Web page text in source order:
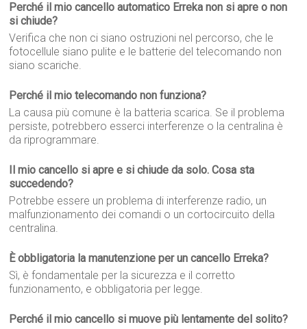
Perché il mio cancello automatico Erreka non si apre o non
si chiude?
Verifica che non ci siano ostruzioni nel percorso, che le
fotocellule siano pulite e le batterie del telecomando non
siano scariche.
Perché il mio telecomando non funziona?
La causa più comune è la batteria scarica. Se il problema
persiste, potrebbero esserci interferenze o la centralina è
da riprogrammare.
Il mio cancello si apre e si chiude da solo. Cosa sta
succedendo?
Potrebbe essere un problema di interferenze radio, un
malfunzionamento dei comandi o un cortocircuito della
centralina.
È obbligatoria la manutenzione per un cancello Erreka?
Sì, è fondamentale per la sicurezza e il corretto
funzionamento, e obbligatoria per legge.
Perché il mio cancello si muove più lentamente del solito?